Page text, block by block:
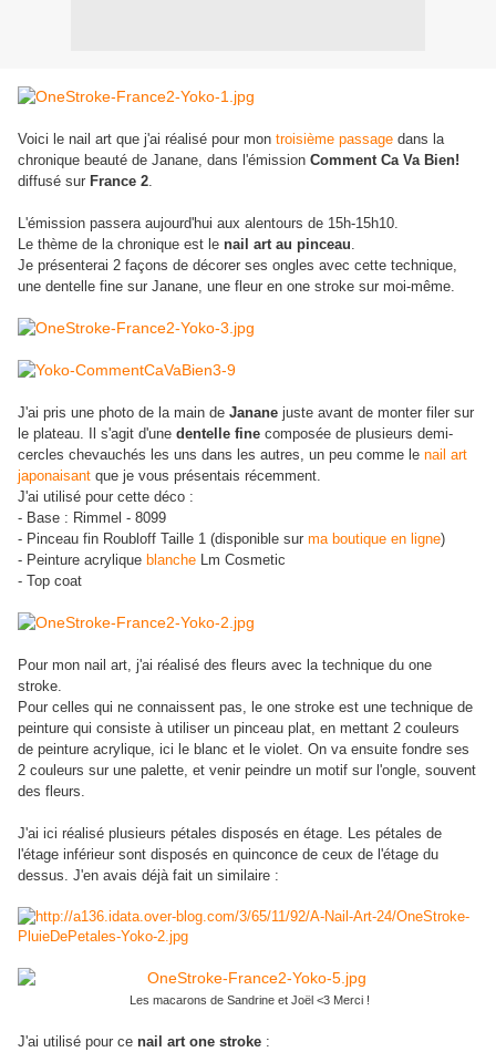
Voici le nail art que j'ai réalisé pour mon troisième passage dans la
chronique beauté de Janane, dans l'émission Comment Ca Va Bien!
diffusé sur France 2.
L'émission passera aujourd'hui aux alentours de 15h-15h10.
Le thème de la chronique est le nail art au pinceau.
Je présenterai 2 façons de décorer ses ongles avec cette technique,
une dentelle fine sur Janane, une fleur en one stroke sur moi-même.
J'ai pris une photo de la main de Janane juste avant de monter filer sur
le plateau. Il s'agit d'une dentelle fine composée de plusieurs demi-
cercles chevauchés les uns dans les autres, un peu comme le nail art
japonaisant que je vous présentais récemment.
J'ai utilisé pour cette déco :
- Base : Rimmel - 8099
- Pinceau fin Roubloff Taille 1 (disponible sur ma boutique en ligne)
- Peinture acrylique blanche Lm Cosmetic
- Top coat
Pour mon nail art, j'ai réalisé des fleurs avec la technique du one
stroke.
Pour celles qui ne connaissent pas, le one stroke est une technique de
peinture qui consiste à utiliser un pinceau plat, en mettant 2 couleurs
de peinture acrylique, ici le blanc et le violet. On va ensuite fondre ses
2 couleurs sur une palette, et venir peindre un motif sur l'ongle, souvent
des fleurs.
J'ai ici réalisé plusieurs pétales disposés en étage. Les pétales de
l'étage inférieur sont disposés en quinconce de ceux de l'étage du
dessus. J'en avais déjà fait un similaire :
Les macarons de Sandrine et Joël <3 Merci !
J'ai utilisé pour ce nail art one stroke :